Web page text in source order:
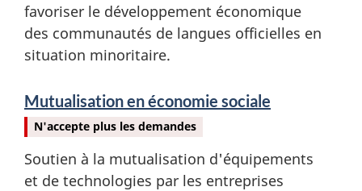
favoriser le développement économique
des communautés de langues officielles en
situation minoritaire.
Mutualisation en économie sociale
N'accepte plus les demandes
Soutien à la mutualisation d'équipements
et de technologies par les entreprises